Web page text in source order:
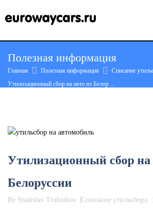
content
Полезная информация
Главная Полезная информация
Списание
Утилизационный сбор на авто из Белор ...
Утилизационный сбор на
Белоруссии
By Stanislav Trubnikov Списание утильсбора